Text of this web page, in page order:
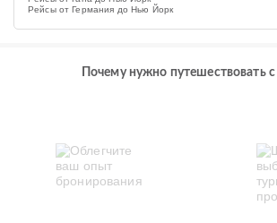
Рейсы от Германия до Нью Йорк
Почему нужно путешествовать